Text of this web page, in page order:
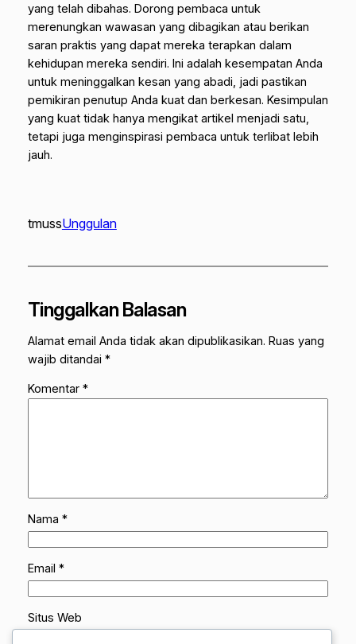
yang telah dibahas. Dorong pembaca untuk
merenungkan wawasan yang dibagikan atau berikan
saran praktis yang dapat mereka terapkan dalam
kehidupan mereka sendiri. Ini adalah kesempatan Anda
untuk meninggalkan kesan yang abadi, jadi pastikan
pemikiran penutup Anda kuat dan berkesan. Kesimpulan
yang kuat tidak hanya mengikat artikel menjadi satu,
tetapi juga menginspirasi pembaca untuk terlibat lebih
jauh.
tmussUnggulan
Tinggalkan Balasan
Alamat email Anda tidak akan dipublikasikan. Ruas yang
wajib ditandai *
Komentar *
Nama *
Email *
Situs Web